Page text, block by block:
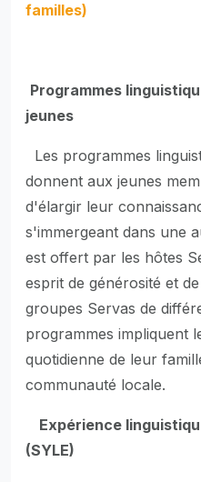
familles)
Programmes
jeunes
Les programmes
donnent aux jeunes
d'élargir leur
s'immergeant dans
est offert par les hôtes
esprit de générosité et
groupes Servas de
programmes impliquent
quotidienne de leur
communauté locale.
Expérience
(SYLE)